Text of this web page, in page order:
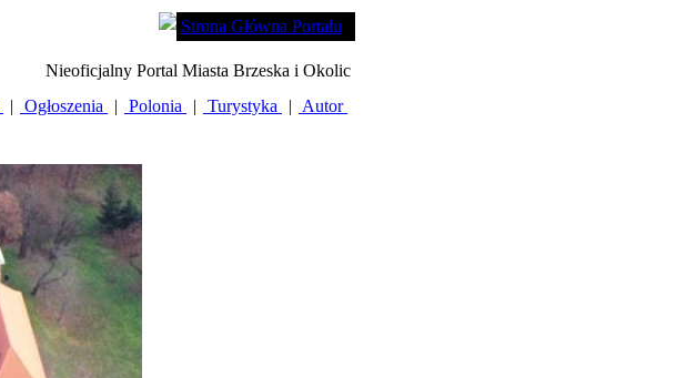
Strona Główna Portalu
Nieoficjalny Portal Miasta Brzeska i Okolic
| Ogłoszenia | Polonia | Turystyka | Autor